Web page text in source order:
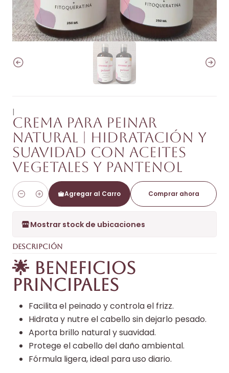
|
Crema para Peinar
Natural | Hidratación y
Suavidad con Aceites
Vegetales y Pantenol
Cantidad
Agregar al Carro Comprar ahora
Mostrar stock de ubicaciones
DESCRIPCIÓN
🌟 Beneficios
principales
Facilita el peinado y controla el frizz.
Hidrata y nutre el cabello sin dejarlo pesado.
Aporta brillo natural y suavidad.
Protege el cabello del daño ambiental.
Fórmula ligera, ideal para uso diario.